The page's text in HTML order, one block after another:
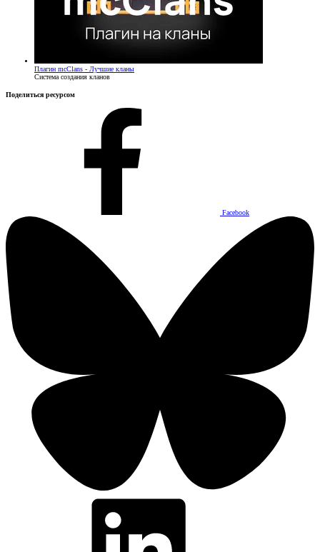
Плагин mcClans - Лучшие кланы
Система создания кланов
Поделиться ресурсом
Facebook